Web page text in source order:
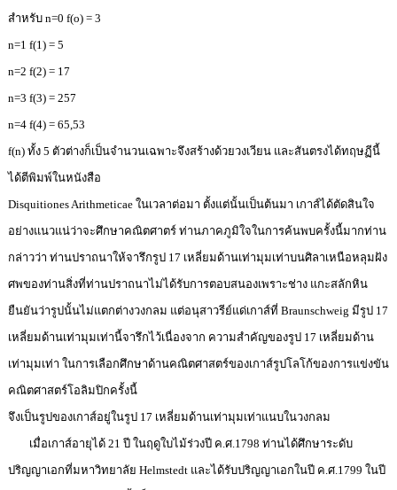
สำหรับ n=0 f(o) = 3
n=1 f(1) = 5
n=2 f(2) = 17
n=3 f(3) = 257
n=4 f(4) = 65,53
f(n) ทั้ง 5 ตัวต่างก็เป็นจำนวนเฉพาะจึงสร้างด้วยวงเวียน และสันตรงได้ทฤษฏีนี้
ได้ตีพิมพ์ในหนังสือ
Disquitiones Arithmeticae ในเวลาต่อมา ตั้งแต่นั้นเป็นต้นมา เกาส์ได้ตัดสินใจ
อย่างแนวแน่ว่าจะศึกษาคณิตศาตร์ ท่านภาคภูมิใจในการค้นพบครั้งนี้มากท่าน
กล่าวว่า ท่านปราถนาให้จารึกรูป 17 เหลี่ยมด้านเท่ามุมเท่าบนศิลาเหนือหลุมฝัง
ศพของท่านสิ่งที่ท่านปราถนาไม่ได้รับการตอบสนองเพราะช่าง แกะสลักหิน
ยืนยันว่ารูปนั้นไม่แตกต่างวงกลม แต่อนุสาวรีย์แด่เกาส์ที่ Braunschweig มีรูป 17
เหลี่ยมด้านเท่ามุมเท่านี้จารึกไว้เนื่องจาก ความสำคัญของรูป 17 เหลี่ยมด้าน
เท่ามุมเท่า ในการเลือกศึกษาด้านคณิตศาสตร์ของเกาส์รูปโลโก้ของการแข่งขัน
คณิตศาสตร์โอลิมปิกครั้งนี้
จึงเป็นรูปของเกาส์อยู่ในรูป 17 เหลี่ยมด้านเท่ามุมเท่าแนบในวงกลม
เมื่อเกาส์อายุได้ 21 ปี ในฤดูใบไม้ร่วงปี ค.ศ.1798 ท่านได้ศึกษาระดับ
ปริญญาเอกที่มหาวิทยาลัย Helmstedt และได้รับปริญญาเอกในปี ค.ศ.1799 ในปี